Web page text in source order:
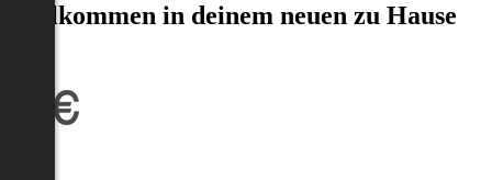
Willkommen in deinem neuen zu Hause